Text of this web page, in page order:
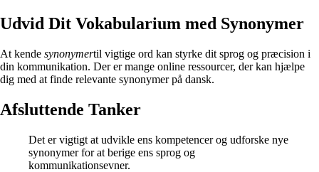
Udvid Dit Vokabularium med Synonymer
At kende synonymertil vigtige ord kan styrke dit sprog og præcision i
din kommunikation. Der er mange online ressourcer, der kan hjælpe
dig med at finde relevante synonymer på dansk.
Afsluttende Tanker
Det er vigtigt at udvikle ens kompetencer og udforske nye
synonymer for at berige ens sprog og
kommunikationsevner.